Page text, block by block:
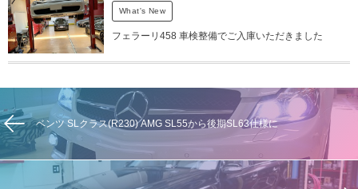
What's New
フェラーリ458 車検整備でご入庫いただきました
ベンツ SLクラス(R230) AMG SL55から後期SL63仕様に